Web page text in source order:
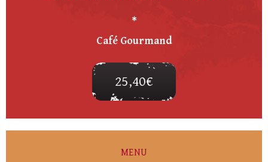
*
Café Gourmand
25,40€
MENU